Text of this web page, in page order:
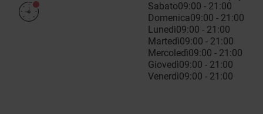
Sabato09:00 - 21:00
Domenica09:00 - 21:00
Lunedì09:00 - 21:00
Martedì09:00 - 21:00
Mercoledì09:00 - 21:00
Giovedì09:00 - 21:00
Venerdì09:00 - 21:00